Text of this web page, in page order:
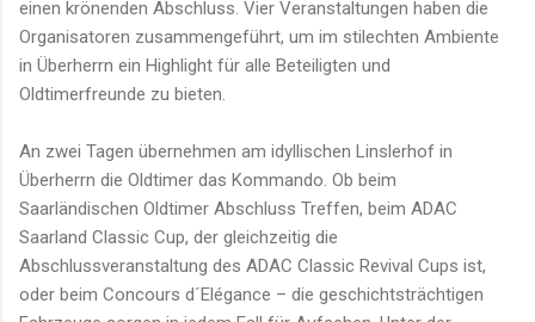
einen krönenden Abschluss. Vier Veranstaltungen haben die
Organisatoren zusammengeführt, um im stilechten Ambiente
in Überherrn ein Highlight für alle Beteiligten und
Oldtimerfreunde zu bieten.
An zwei Tagen übernehmen am idyllischen Linslerhof in
Überherrn die Oldtimer das Kommando. Ob beim
Saarländischen Oldtimer Abschluss Treffen, beim ADAC
Saarland Classic Cup, der gleichzeitig die
Abschlussveranstaltung des ADAC Classic Revival Cups ist,
oder beim Concours d´Elégance – die geschichtsträchtigen